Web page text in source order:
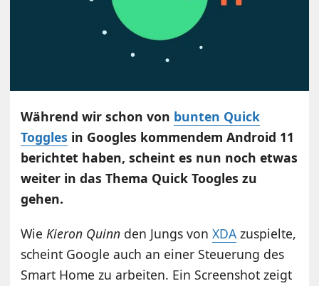
Während wir schon von bunten Quick
Toggles in Googles kommendem Android 11
berichtet haben, scheint es nun noch etwas
weiter in das Thema Quick Toogles zu
gehen.
Wie Kieron Quinn den Jungs vonXDA zuspielte,
scheint Google auch an einer Steuerung des
Smart Home zu arbeiten. Ein Screenshot zeigt